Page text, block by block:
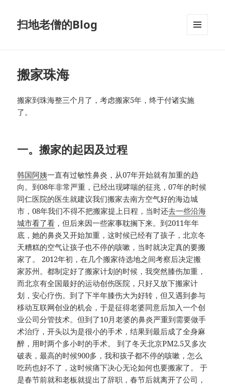
扫地老僧的Blog
搬家珠海
搬家到珠海整三个月了，考虑搬家5年，终于付诸实施
了。
一。搬家的起因及过程
韩国阿姨一直有过敏性鼻炎，从07年开始就有加重的趋
向。到08年非常严重，已经出现哮喘的征兆，07年的时候
同仁医院的医生就建议我们搬家去南方空气好的海边城
市，08年我们不得不把搬家提上日程，当时还去一些沿海
城市看了看 ，但后来因一些家事耽搁下来。到2011年年
底，她的鼻炎又开始加重，这时候已经有了孩子，北京冬
天糟糕的空气让孩子也不停的咳嗽，当时就决定真的要搬
家了。 2012年初，在几个搬家待选地之间考察后决定搬
家苏州。都制定好了搬家计划的时候，我突然膝伤加重，
而北京有全国最好的运动创伤医院，只好又放下搬家计
划，安心疗伤。到了下半年膝伤大为好转，但又遇到参与
移动互联网创业的机会，于是征得老婆同意后加入一个创
业公司分管技术。但到了10月老婆的鼻炎严重到需要做手
术治疗，开头以为是很小的手术，结果到最后成了全身麻
醉，用时两个多小时的手术。 到了冬天北京PM2.5又多次
破表，最高的时候900多，我和孩子都不停的咳嗽，怎么
吃药也好不了，这时候痛下决心无论如何也要搬家了。 于
是春节前就和老板就提出了辞职，春节后就离开了公司，